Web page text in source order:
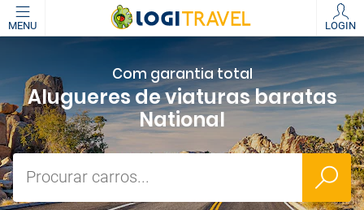
MENU LOGIN
Com garantia total
Alugueres de viaturas baratas
National
Procurar carros...